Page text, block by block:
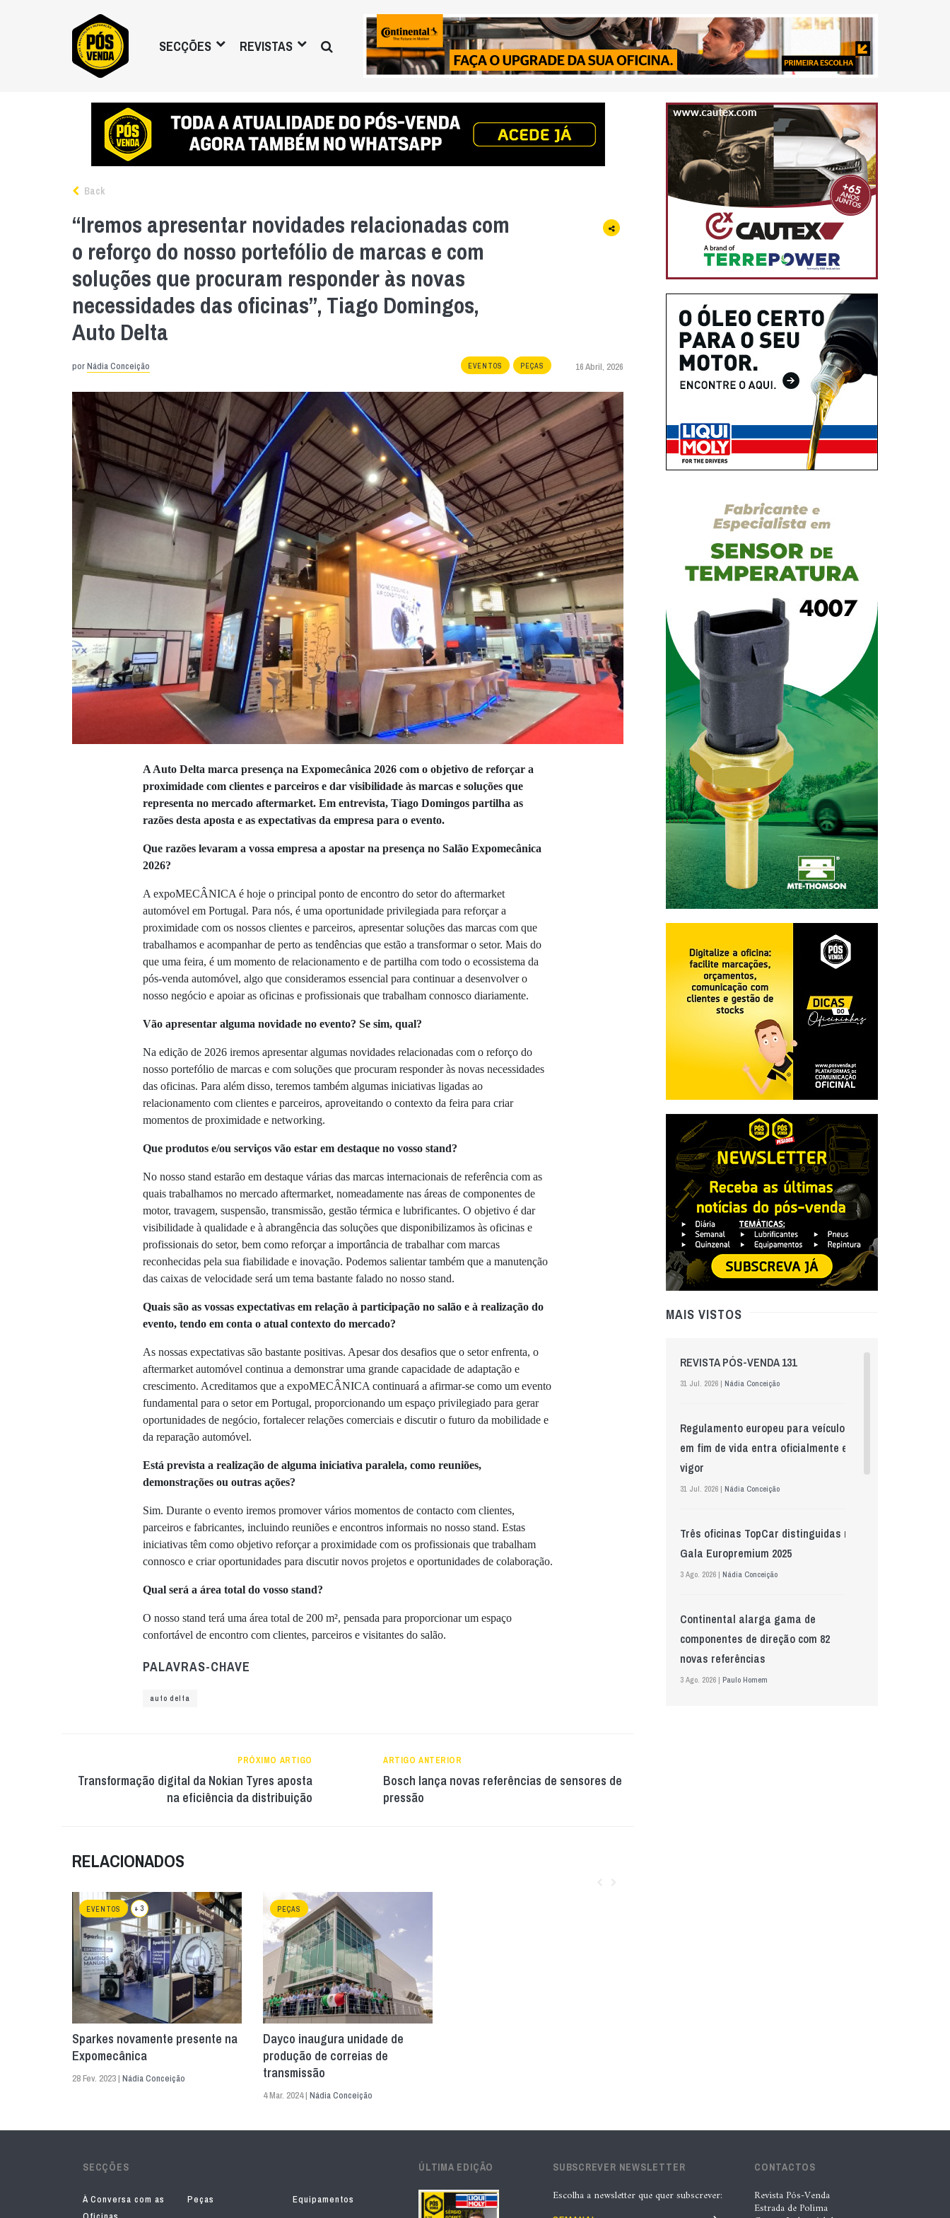
SECÇÕES REVISTAS
Back
“Iremos apresentar novidades relacionadas com
o reforço do nosso portefólio de marcas e com
soluções que procuram responder às novas
necessidades das oficinas”, Tiago Domingos,
Auto Delta
porNádia Conceição EVENTOS PEÇAS 16 Abril, 2026
A Auto Delta marca presença na Expomecânica 2026 com o objetivo de reforçar a
proximidade com clientes e parceiros e dar visibilidade às marcas e soluções que
representa no mercado aftermarket. Em entrevista, Tiago Domingos partilha as
razões desta aposta e as expectativas da empresa para o evento.
Que razões levaram a vossa empresa a apostar na presença no Salão Expomecânica
2026?
A expoMECÂNICA é hoje o principal ponto de encontro do setor do aftermarket
automóvel em Portugal. Para nós, é uma oportunidade privilegiada para reforçar a
proximidade com os nossos clientes e parceiros, apresentar soluções das marcas com que
trabalhamos e acompanhar de perto as tendências que estão a transformar o setor. Mais do
que uma feira, é um momento de relacionamento e de partilha com todo o ecossistema da
pós-venda automóvel, algo que consideramos essencial para continuar a desenvolver o
nosso negócio e apoiar as oficinas e profissionais que trabalham connosco diariamente.
Vão apresentar alguma novidade no evento? Se sim, qual?
Na edição de 2026 iremos apresentar algumas novidades relacionadas com o reforço do
nosso portefólio de marcas e com soluções que procuram responder às novas necessidades
das oficinas. Para além disso, teremos também algumas iniciativas ligadas ao
relacionamento com clientes e parceiros, aproveitando o contexto da feira para criar
momentos de proximidade e networking.
Que produtos e/ou serviços vão estar em destaque no vosso stand?
No nosso stand estarão em destaque várias das marcas internacionais de referência com as
quais trabalhamos no mercado aftermarket, nomeadamente nas áreas de componentes de
motor, travagem, suspensão, transmissão, gestão térmica e lubrificantes. O objetivo é dar
visibilidade à qualidade e à abrangência das soluções que disponibilizamos às oficinas e
profissionais do setor, bem como reforçar a importância de trabalhar com marcas
reconhecidas pela sua fiabilidade e inovação. Podemos salientar também que a manutenção
das caixas de velocidade será um tema bastante falado no nosso stand.
Quais são as vossas expectativas em relação à participação no salão e à realização do
evento, tendo em conta o atual contexto do mercado?
As nossas expectativas são bastante positivas. Apesar dos desafios que o setor enfrenta, o
aftermarket automóvel continua a demonstrar uma grande capacidade de adaptação e
crescimento. Acreditamos que a expoMECÂNICA continuará a afirmar-se como um evento
fundamental para o setor em Portugal, proporcionando um espaço privilegiado para gerar
oportunidades de negócio, fortalecer relações comerciais e discutir o futuro da mobilidade e
da reparação automóvel.
Está prevista a realização de alguma iniciativa paralela, como reuniões,
demonstrações ou outras ações?
Sim. Durante o evento iremos promover vários momentos de contacto com clientes,
parceiros e fabricantes, incluindo reuniões e encontros informais no nosso stand. Estas
iniciativas têm como objetivo reforçar a proximidade com os profissionais que trabalham
connosco e criar oportunidades para discutir novos projetos e oportunidades de colaboração.
Qual será a área total do vosso stand?
O nosso stand terá uma área total de 200 m², pensada para proporcionar um espaço
confortável de encontro com clientes, parceiros e visitantes do salão.
PALAVRAS-CHAVE
auto delta
PRÓXIMO ARTIGO
Transformação digital da Nokian Tyres aposta
na eficiência da distribuição
ARTIGO ANTERIOR
Bosch lança novas referências de sensores de
pressão
RELACIONADOS
EVENTOS + 3
Sparkes novamente presente na
Expomecânica
28 Fev. 2023 | Nádia Conceição
PEÇAS
Dayco inaugura unidade de
produção de correias de
transmissão
4 Mar. 2024 | Nádia Conceição
MAIS VISTOS
REVISTA PÓS-VENDA 131
31 Jul. 2026 | Nádia Conceição
Regulamento europeu para veículos
em fim de vida entra oficialmente em
vigor
31 Jul. 2026 | Nádia Conceição
Três oficinas TopCar distinguidas na
Gala Europremium 2025
3 Ago. 2026 | Nádia Conceição
Continental alarga gama de
componentes de direção com 82
novas referências
3 Ago. 2026 | Paulo Homem
expansão europeia da XTOOL
SECÇÕES
À Conversa com as
Peças
Equipamentos
ÚLTIMA EDIÇÃO SUBSCREVER NEWSLETTER
Escolha a newsletter que quer subscrever:
CONTACTOS
Revista Pós-Venda
Estrada de Polima